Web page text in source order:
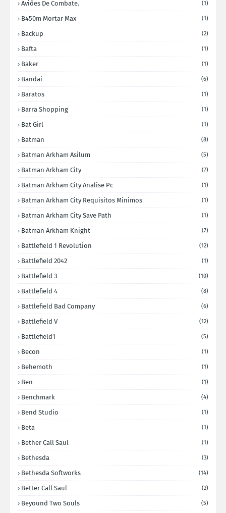
Aviões De Combate. (1)
B450m Mortar Max (1)
Backup (2)
Bafta (1)
Baker (1)
Bandai (6)
Baratos (1)
Barra Shopping (1)
Bat Girl (1)
Batman (8)
Batman Arkham Asilum (5)
Batman Arkham City (7)
Batman Arkham City Analise Pc (1)
Batman Arkham City Requisitos Minimos (1)
Batman Arkham City Save Path (1)
Batman Arkham Knight (7)
Battlefield 1 Revolution (12)
Battlefield 2042 (1)
Battlefield 3 (10)
Battlefield 4 (8)
Battlefield Bad Company (6)
Battlefield V (12)
Battlefield1 (5)
Becon (1)
Behemoth (1)
Ben (1)
Benchmark (4)
Bend Studio (1)
Beta (1)
Bether Call Saul (1)
Bethesda (3)
Bethesda Softworks (14)
Better Call Saul (2)
Beyound Two Souls (5)